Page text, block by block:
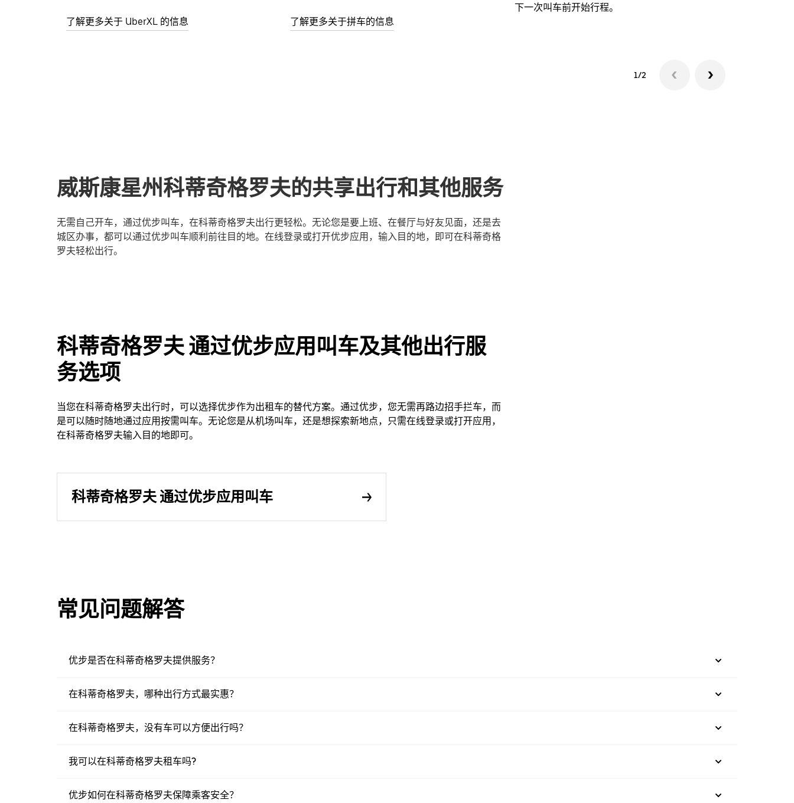
了解更多关于 UberXL 的信息 了解更多关于拼车的信息
下一次叫车前开始行程。
1/2
威斯康星州科蒂奇格罗夫的共享出行和其他服务
无需自己开车，通过优步叫车，在科蒂奇格罗夫出行更轻松。无论您是要上班、在餐厅与好友见面，还是去
城区办事，都可以通过优步叫车顺利前往目的地。在线登录或打开优步应用，输入目的地，即可在科蒂奇格
罗夫轻松出行。
科蒂奇格罗夫 通过优步应用叫车及其他出行服
务选项
当您在科蒂奇格罗夫出行时，可以选择优步作为出租车的替代方案。通过优步，您无需再路边招手拦车，而
是可以随时随地通过应用按需叫车。无论您是从机场叫车，还是想探索新地点，只需在线登录或打开应用，
在科蒂奇格罗夫输入目的地即可。
科蒂奇格罗夫 通过优步应用叫车
常见问题解答
优步是否在科蒂奇格罗夫提供服务？
在科蒂奇格罗夫，哪种出行方式最实惠？
在科蒂奇格罗夫，没有车可以方便出行吗？
我可以在科蒂奇格罗夫租车吗?
优步如何在科蒂奇格罗夫保障乘客安全？